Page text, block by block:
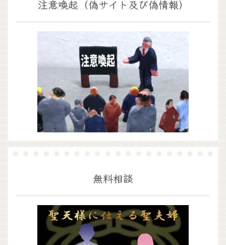
注意喚起（偽サイト及び偽情報）
無料相談